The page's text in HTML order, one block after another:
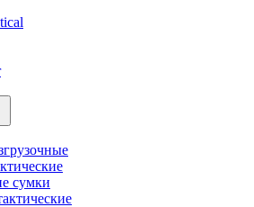
сумки